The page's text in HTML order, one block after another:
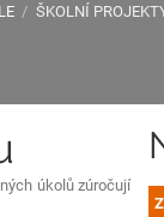
/ ŠKOLNÍ
úkolů zúročují